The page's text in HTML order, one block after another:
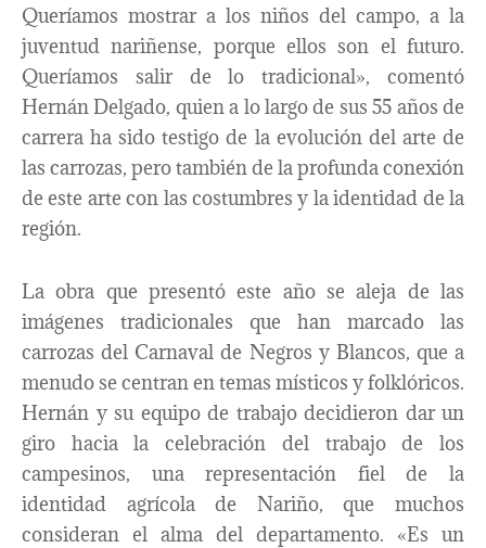
Queríamos mostrar a los niños del campo, a la
juventud nariñense, porque ellos son el futuro.
Queríamos salir de lo tradicional», comentó
Hernán Delgado, quien a lo largo de sus 55 años de
carrera ha sido testigo de la evolución del arte de
las carrozas, pero también de la profunda conexión
de este arte con las costumbres y la identidad de la
región.
La obra que presentó este año se aleja de las
imágenes tradicionales que han marcado las
carrozas del Carnaval de Negros y Blancos, que a
menudo se centran en temas místicos y folklóricos.
Hernán y su equipo de trabajo decidieron dar un
giro hacia la celebración del trabajo de los
campesinos, una representación fiel de la
identidad agrícola de Nariño, que muchos
consideran el alma del departamento. «Es un